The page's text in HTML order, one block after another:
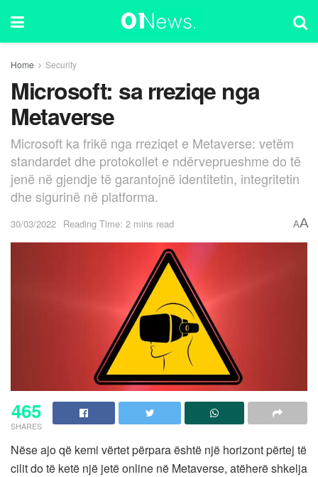
Home Security
Microsoft: sa rreziqe nga
Metaverse
Microsoft ka frikë nga rreziqet e Metaverse: vetëm
standardet dhe protokollet e ndërveprueshme do të
jenë në gjendje të garantojnë identitetin, integritetin
dhe sigurinë në platforma.
30/03/2022 Reading Time: 2 mins read AA
465
SHARES
Nëse ajo që kemi vërtet përpara është një horizont përtej të
cilit do të ketë një jetë online në Metaverse, atëherë shkelja